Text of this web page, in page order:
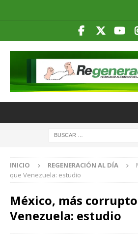
INICIO REGENERACIÓN AL DÍA
que Venezuela: estudio
México, más
Venezuela: estudio